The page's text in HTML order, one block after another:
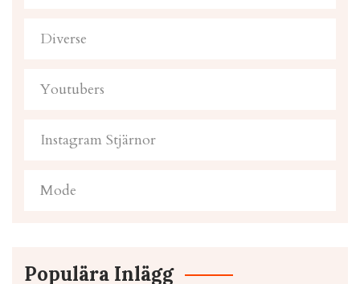
Diverse
Youtubers
Instagram Stjärnor
Mode
Populära Inlägg